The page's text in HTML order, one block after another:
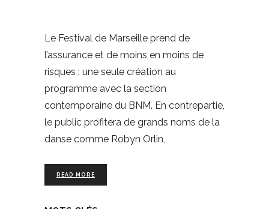
Le Festival de Marseille prend de
l’assurance et de moins en moins de
risques : une seule création au
programme avec la section
contemporaine du BNM. En contrepartie,
le public profitera de grands noms de la
danse comme Robyn Orlin,
READ MORE